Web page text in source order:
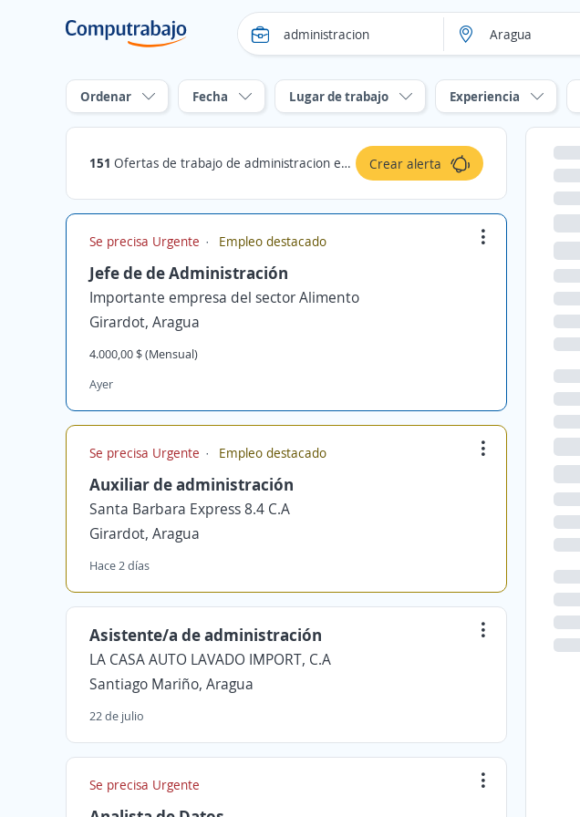
Ordenar Fecha Lugar de trabajo Experiencia
151 Ofertas de trabajo de administracion en Aragua Crear alerta
Se precisa Urgente Empleo destacado
Jefe de de Administración
Importante empresa del sector Alimento
Girardot, Aragua
4.000,00 $ (Mensual)
Ayer
Se precisa Urgente Empleo destacado
Auxiliar de administración
Santa Barbara Express 8.4 C.A
Girardot, Aragua
Hace 2 días
Asistente/a de administración
LA CASA AUTO LAVADO IMPORT, C.A
Santiago Mariño, Aragua
22 de julio
Se precisa Urgente